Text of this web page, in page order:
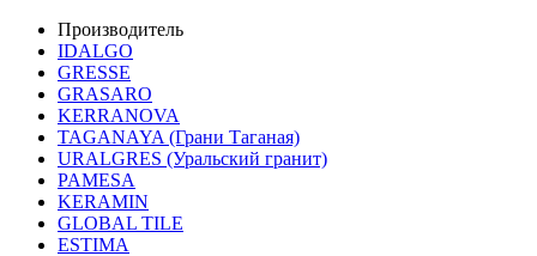
Производитель
IDALGO
GRESSE
GRASARO
KERRANOVA
TAGANAYA (Грани Таганая)
URALGRES (Уральский гранит)
PAMESA
KERAMIN
GLOBAL TILE
ESTIMA